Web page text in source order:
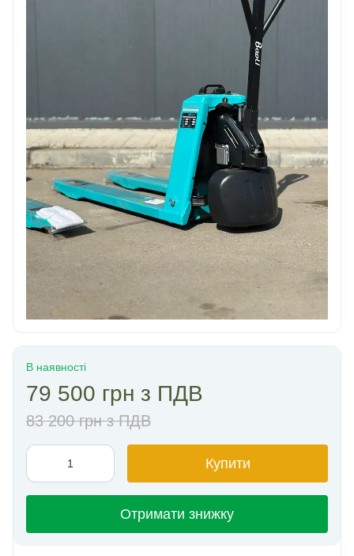
В наявності
79 500 грн з ПДВ
83 200 грн з ПДВ
Купити
Отримати знижку